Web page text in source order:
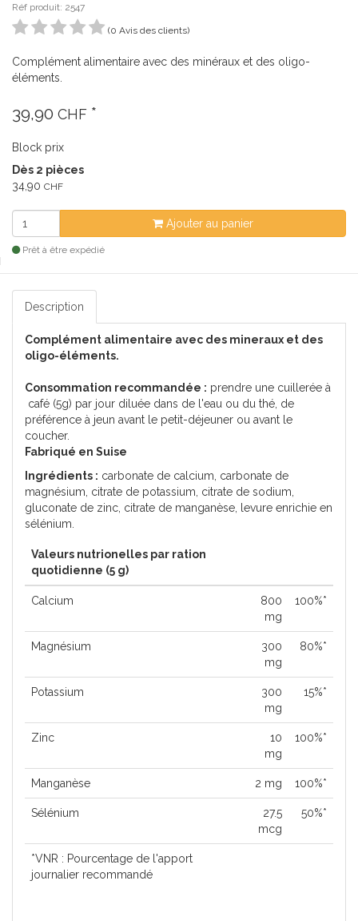
Réf produit: 2547
(0 Avis des clients)
Complément alimentaire avec des minéraux et des oligo-
éléments.
39,90 CHF *
Block prix
Dès 2 pièces
34,90 CHF
Ajouter au panier
Prêt à être expédié
Description
Complément alimentaire avec des mineraux et des
oligo-éléments.
Consommation recommandée : prendre une cuillerée à
café (5g) par jour diluée dans de l'eau ou du thé, de
préférence à jeun avant le petit-déjeuner ou avant le
coucher.
Fabriqué en Suise
Ingrédients : carbonate de calcium, carbonate de
magnésium, citrate de potassium, citrate de sodium,
gluconate de zinc, citrate de manganèse, levure enrichie en
sélénium.
Valeurs nutrionelles par ration
quotidienne (5 g)
Calcium
800
mg
100%*
Magnésium
300
mg
80%*
Potassium
300
mg
15%*
Zinc
10
mg
100%*
Manganèse 2 mg 100%*
Sélénium
27.5
mcg
50%*
*VNR : Pourcentage de l'apport
journalier recommandé